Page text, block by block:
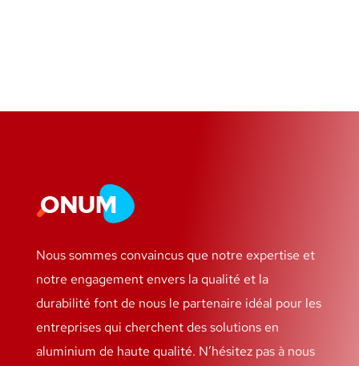
Nous sommes convaincus que notre expertise et
notre engagement envers la qualité et la
durabilité font de nous le partenaire idéal pour les
entreprises qui cherchent des solutions en
aluminium de haute qualité. N’hésitez pas à nous